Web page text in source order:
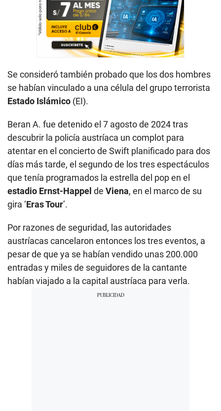
Se consideró también probado que los dos hombres
se habían vinculado a una célula del grupo terrorista
Estado Islámico (EI).
Beran A. fue detenido el 7 agosto de 2024 tras
descubrir la policía austríaca un complot para
atentar en el concierto de Swift planificado para dos
días más tarde, el segundo de los tres espectáculos
que tenía programados la estrella del pop en el
estadio Ernst-Happel de Viena, en el marco de su
gira ‘Eras Tour’.
Por razones de seguridad, las autoridades
austríacas cancelaron entonces los tres eventos, a
pesar de que ya se habían vendido unas 200.000
entradas y miles de seguidores de la cantante
habían viajado a la capital austríaca para verla.